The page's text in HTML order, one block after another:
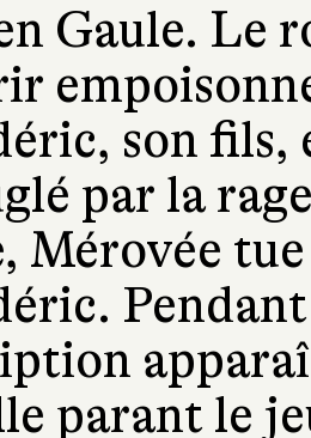
Gaule. Le
son fils,
par la
Mérovée
parant le